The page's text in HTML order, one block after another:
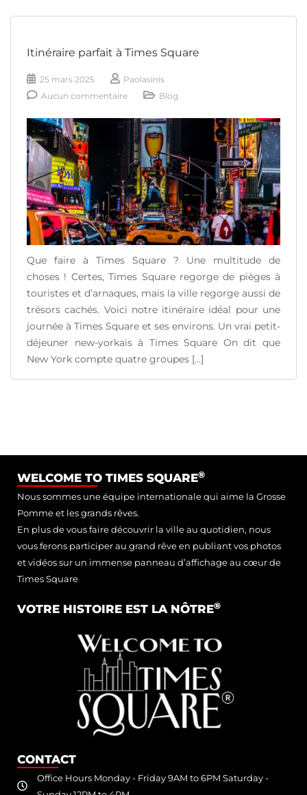
Itinéraire parfait à Times Square
25 mars 2025
Paolasinis
Aucun commentaire
Blog
Que faire à Times Square ? Une multitude de
choses ! Certes, Times Square regorge de pièges à
touristes et d’arnaques, mais la ville regorge aussi de
trésors cachés. Voici notre itinéraire idéal pour une
journée à Times Square et ses environs. Un vrai petit-
déjeuner new-yorkais à Times Square On dit que
New York compte quatre groupes [...]
WELCOME TO TIMES SQUARE®
Nous sommes une équipe internationale qui aime la Grosse
Pomme et les grands rêves.
En plus de vous faire découvrir la ville au quotidien, nous
vous ferons participer au grand rêve en publiant vos photos
et vidéos sur un immense panneau d’affichage au cœur de
Times Square
VOTRE HISTOIRE EST LA NÔTRE®
CONTACT
Office Hours Monday - Friday 9AM to 6PM Saturday -